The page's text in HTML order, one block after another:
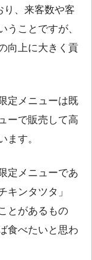
り、来客数や客
うことですが、
向上に大きく貢
定メニューは既
ーで販売して高
ます。
定メニューであ
キンタツタ」
とがあるもの
食べたいと思わ